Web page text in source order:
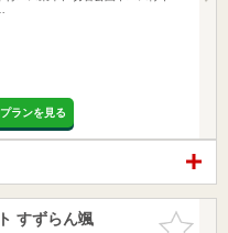
ランを見る
お気に入
すずらん颯